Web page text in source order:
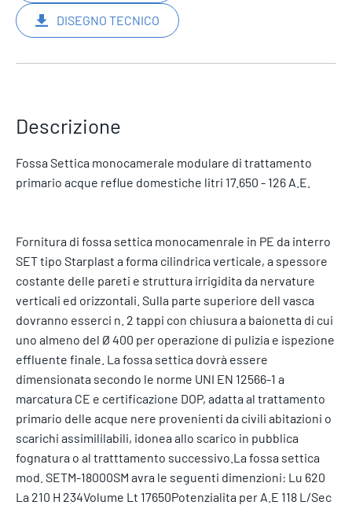
DISEGNO TECNICO
Descrizione
Fossa Settica monocamerale modulare di trattamento
primario acque reflue domestiche litri 17.650 - 126 A.E.
Fornitura di fossa settica monocamenrale in PE da interro
SET tipo Starplast a forma cilindrica verticale, a spessore
costante delle pareti e struttura irrigidita da nervature
verticali ed orizzontali. Sulla parte superiore dell vasca
dovranno esserci n. 2 tappi con chiusura a baionetta di cui
uno almeno del Ø 400 per operazione di pulizia e ispezione
effluente finale. La fossa settica dovrà essere
dimensionata secondo le norme UNI EN 12566-1 a
marcatura CE e certificazione DOP, adatta al trattamento
primario delle acque nere provenienti da civili abitazioni o
scarichi assimililabili, idonea allo scarico in pubblica
fognatura o al tratttamento successivo.La fossa settica
mod. SETM-18000SM avra le seguenti dimenzioni: Lu 620
La 210 H 234Volume Lt 17650Potenzialita per A.E 118 L/Sec